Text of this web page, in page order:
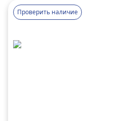
Проверить наличие